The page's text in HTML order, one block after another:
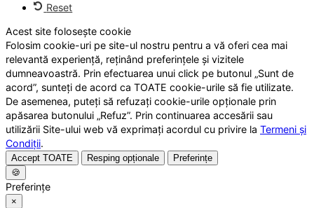
Reset
Acest site folosește cookie
Folosim cookie-uri pe site-ul nostru pentru a vă oferi cea mai
relevantă experiență, reținând preferințele și vizitele
dumneavoastră. Prin efectuarea unui click pe butonul „Sunt de
acord”, sunteți de acord ca TOATE cookie-urile să fie utilizate.
De asemenea, puteți să refuzați cookie-urile opționale prin
apăsarea butonului „Refuz”. Prin continuarea accesării sau
utilizării Site-ului web vă exprimați acordul cu privire la Termeni și
Condiții.
Accept TOATE Resping opționale
Preferințe
🍪
Preferințe
×